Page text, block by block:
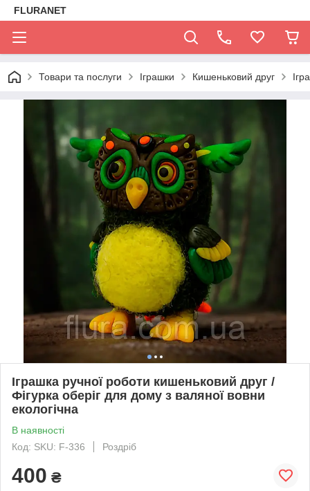
FLURANET
Товари та послуги Іграшки Кишеньковий друг
Іграшка ручної роботи кишеньковий друг /
Фігурка оберіг для дому з валяної вовни
екологічна
В наявності
Код: SKU: F-336
Роздріб
400 ₴